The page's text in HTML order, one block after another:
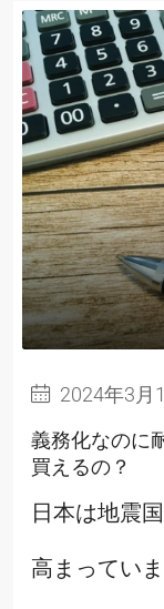
2024年3月
義務化なのに
買えるの？
日本は地震
高まってい